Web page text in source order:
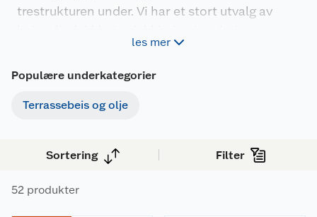
trestrukturen under. Vi har et stort utvalg av
oljebeis til utendørsbruk fra kjente merkevarer.
les mer
Populære underkategorier
Terrassebeis og olje
Sortering Filter
52 produkter